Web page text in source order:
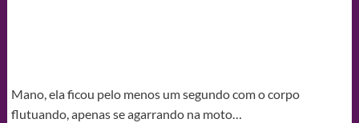
Mano, ela ficou pelo menos um segundo com o corpo
flutuando, apenas se agarrando na moto…